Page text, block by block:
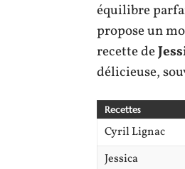
équilibre
propose un
recette de
délicieuse,
Recettes
Cyril Lignac
Jessica